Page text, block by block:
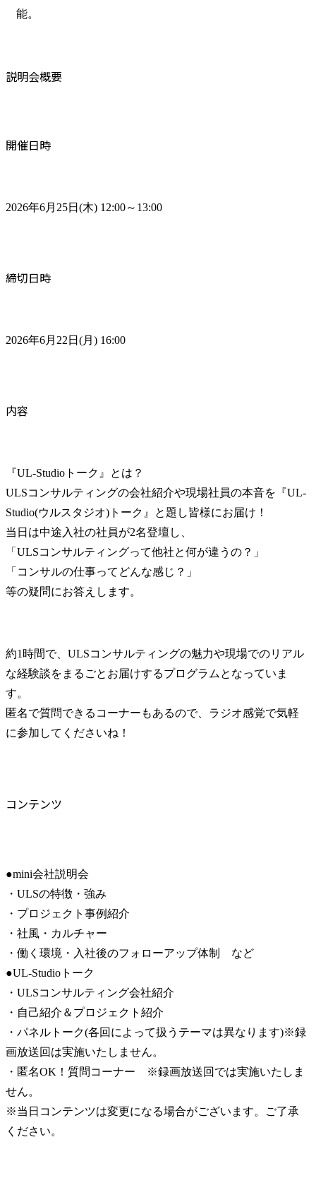
能。
説明会概要
開催日時
2026年6月25日(木) 12:00～13:00
締切日時
2026年6月22日(月) 16:00
内容
『UL-Studioトーク』とは？
ULSコンサルティングの会社紹介や現場社員の本音を『UL-
Studio(ウルスタジオ)トーク』と題し皆様にお届け！
当日は中途入社の社員が2名登壇し、
「ULSコンサルティングって他社と何が違うの？」
「コンサルの仕事ってどんな感じ？」
等の疑問にお答えします。
約1時間で、ULSコンサルティングの魅力や現場でのリアル
な経験談をまるごとお届けするプログラムとなっていま
す。
匿名で質問できるコーナーもあるので、ラジオ感覚で気軽
に参加してくださいね！
コンテンツ
●mini会社説明会
・ULSの特徴・強み
・プロジェクト事例紹介
・社風・カルチャー
・働く環境・入社後のフォローアップ体制　など
●UL-Studioトーク
・ULSコンサルティング会社紹介
・自己紹介＆プロジェクト紹介
・パネルトーク(各回によって扱うテーマは異なります)※録
画放送回は実施いたしません。
・匿名OK！質問コーナー　※録画放送回では実施いたしま
せん。
※当日コンテンツは変更になる場合がございます。ご了承
ください。